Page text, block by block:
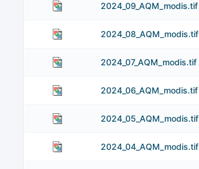
2024_09_AQM_modis.tif
2024_08_AQM_modis.tif
2024_07_AQM_modis.tif
2024_06_AQM_modis.tif
2024_05_AQM_modis.tif
2024_04_AQM_modis.tif